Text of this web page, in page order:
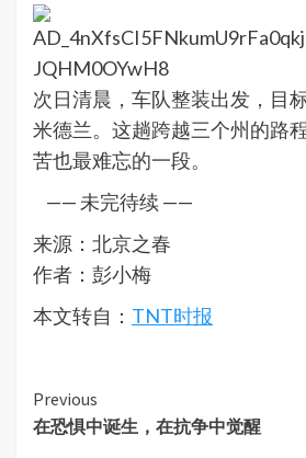
次日清晨，车队整装出发，目
米德兰。这趟跨越三个州的路
苦也最难忘的一段。
—— 未完待续 ——
来源：北京之春
作者：彭小梅
本文转自： TNT时报
Continue
Reading
Previous
在恐惧中诞生，在抗争中觉醒